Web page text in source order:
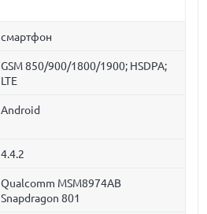
смартфон
GSM 850/900/1800/1900; HSDPA;
LTE
Android
4.4.2
Qualcomm MSM8974AB
Snapdragon 801